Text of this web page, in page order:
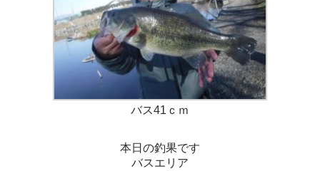
バス41ｃｍ
本日の釣果です
バスエリア